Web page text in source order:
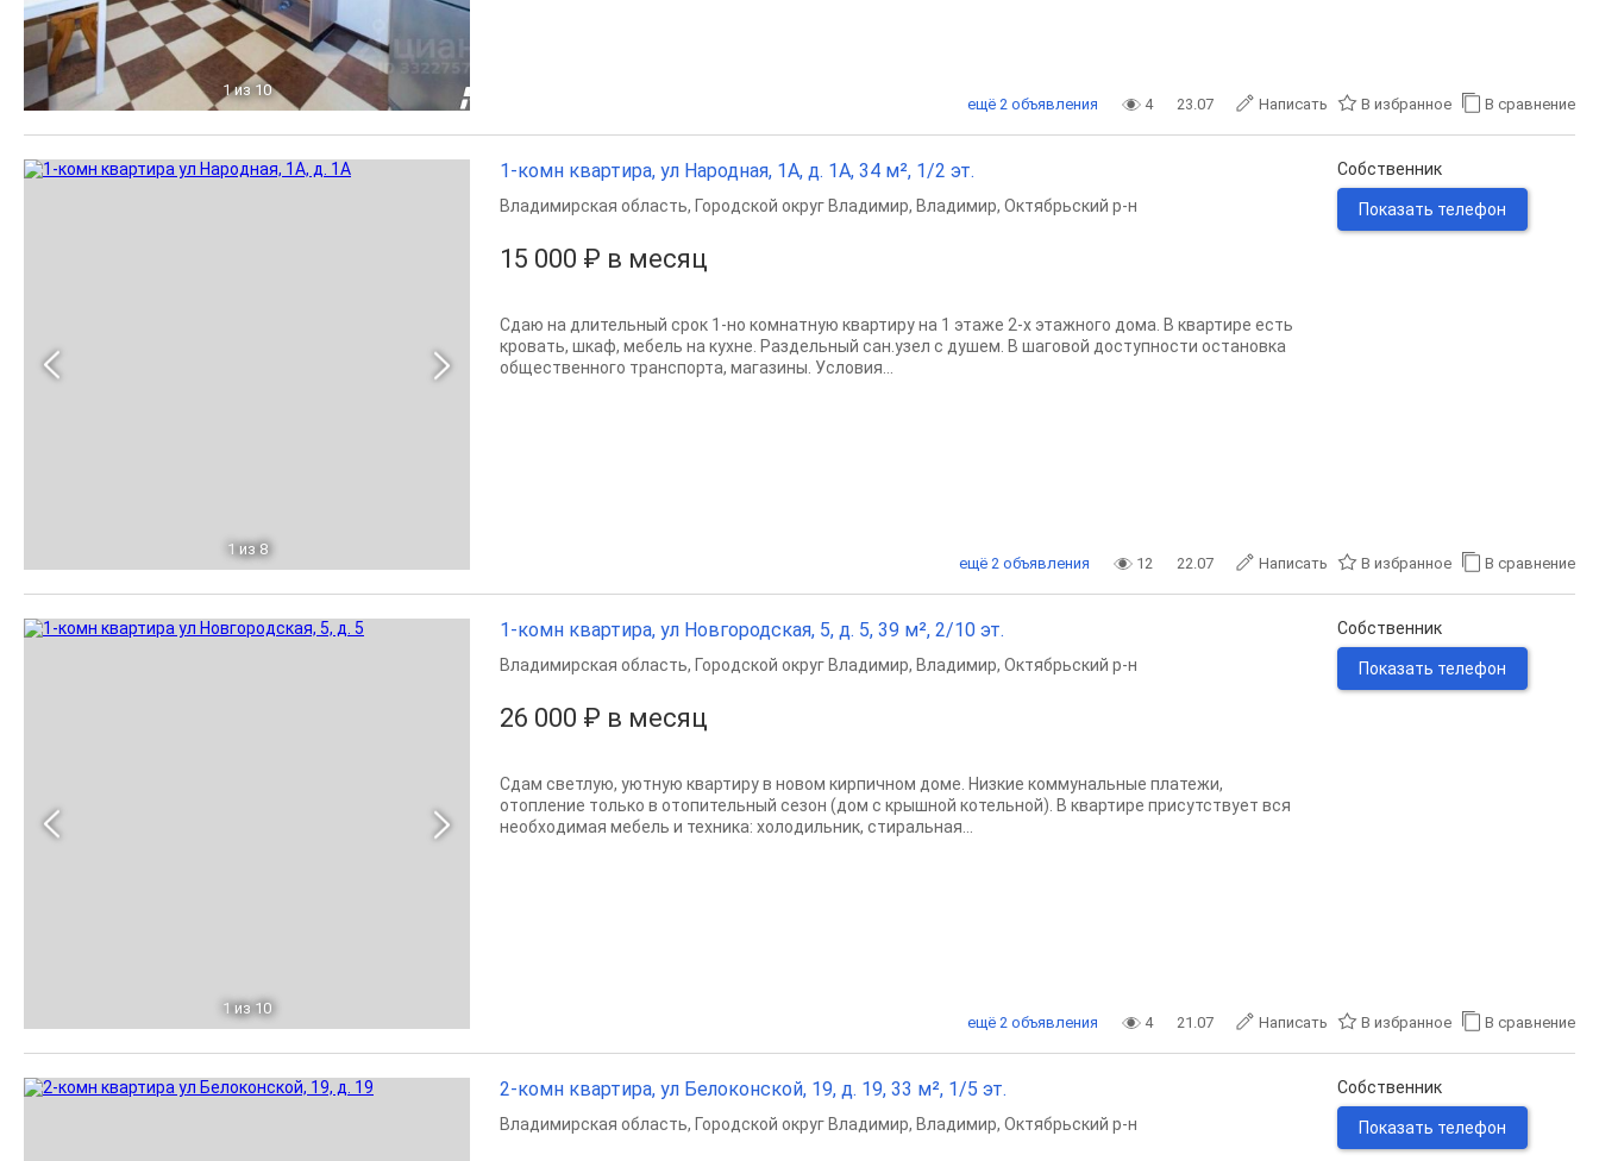
1 из 10
4 23.07 Написать В избранное В сравнение
ещё 2 объявления
1 из 8
1-комн квартира, ул Народная, 1А, д. 1А, 34 м², 1/2 эт.
15 000 ₽ в месяц
Владимирская область, Городской округ Владимир, Владимир, Октябрьский р-н
Сдаю на длительный срок 1-но комнатную квартиру на 1 этаже 2-х этажного дома. В квартире есть
кровать, шкаф, мебель на кухне. Раздельный сан.узел с душем. В шаговой доступности остановка
общественного транспорта, магазины. Условия...
Собственник
Показать телефон
12 22.07 Написать В избранное В сравнение
ещё 2 объявления
1 из 10
1-комн квартира, ул Новгородская, 5, д. 5, 39 м², 2/10 эт.
26 000 ₽ в месяц
Владимирская область, Городской округ Владимир, Владимир, Октябрьский р-н
Сдам светлую, уютную квартиру в новом кирпичном доме. Низкие коммунальные платежи,
отопление только в отопительный сезон (дом с крышной котельной). В квартире присутствует вся
необходимая мебель и техника: холодильник, стиральная...
Собственник
Показать телефон
4 21.07 Написать В избранное В сравнение
ещё 2 объявления
2-комн квартира, ул Белоконской, 19, д. 19, 33 м², 1/5 эт.
Владимирская область, Городской округ Владимир, Владимир, Октябрьский р-н
Собственник
Показать телефон